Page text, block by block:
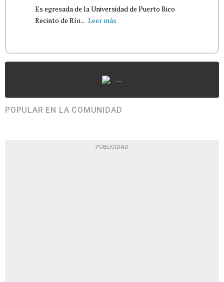
Es egresada de la Universidad de Puerto Rico
Recinto de Río... Leer más
...
POPULAR EN LA COMUNIDAD
PUBLICIDAD